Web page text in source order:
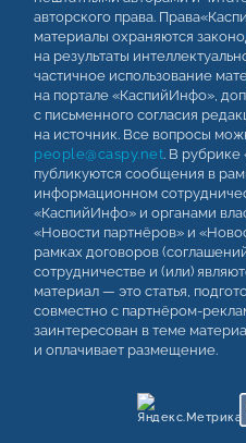
авторского права.
материалы охраняются
на результаты
частичное использование
на портале «КаспийИнфо»,
с письменного согласия
на источник. Все вопросы
people@caspy.net. В рубрике
публикуются сообщения в
информационном
«КаспийИнфо» и органами
«Новости партнёров» и
рамках договоров
сотрудничестве и (или)
материал — это статья,
совместно с партнёром-
заинтересован в теме
и оплачивает размещение.